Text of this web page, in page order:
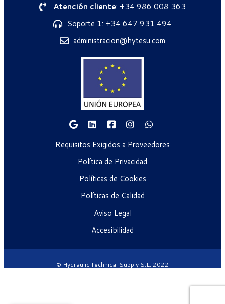
Atención cliente: +34 986 008 363
Soporte 1: +34 647 931 494
administracion@hytesu.com
Requisitos Exigidos a Proveedores
Política de Privacidad
Políticas de Cookies
Políticas de Calidad
Aviso Legal
Accesibilidad
© Hydraulic Technical Supply S.L. 2022